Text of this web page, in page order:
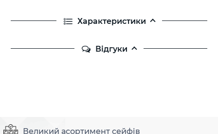
Характеристики
Відгуки
Великий асортимент сейфів